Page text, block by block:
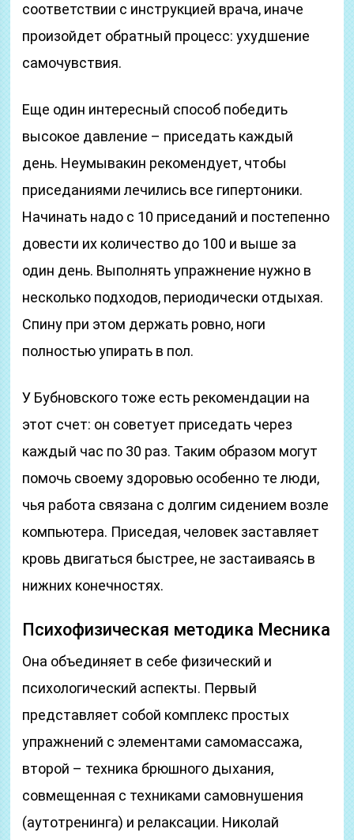
соответствии с инструкцией врача, иначе
произойдет обратный процесс: ухудшение
самочувствия.
Еще один интересный способ победить
высокое давление – приседать каждый
день. Неумывакин рекомендует, чтобы
приседаниями лечились все гипертоники.
Начинать надо с 10 приседаний и постепенно
довести их количество до 100 и выше за
один день. Выполнять упражнение нужно в
несколько подходов, периодически отдыхая.
Спину при этом держать ровно, ноги
полностью упирать в пол.
У Бубновского тоже есть рекомендации на
этот счет: он советует приседать через
каждый час по 30 раз. Таким образом могут
помочь своему здоровью особенно те люди,
чья работа связана с долгим сидением возле
компьютера. Приседая, человек заставляет
кровь двигаться быстрее, не застаиваясь в
нижних конечностях.
Психофизическая методика Месника
Она объединяет в себе физический и
психологический аспекты. Первый
представляет собой комплекс простых
упражнений с элементами самомассажа,
второй – техника брюшного дыхания,
совмещенная с техниками самовнушения
(аутотренинга) и релаксации. Николай